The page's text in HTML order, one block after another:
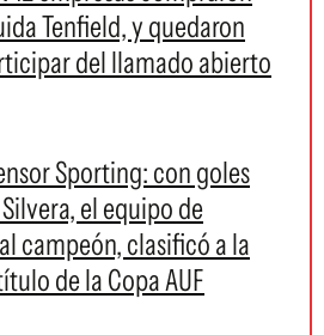
Tenfield, y quedaron
del llamado abierto
Sporting: con goles
el equipo de
campeón, clasificó a la
de la Copa AUF